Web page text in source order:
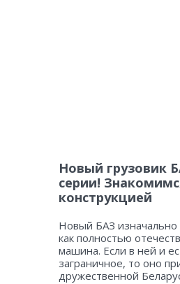
Новый грузовик
серии!
конструкцией
Новый БАЗ изначально
как полностью
машина. Если в ней и
заграничное, то оно
дружественной